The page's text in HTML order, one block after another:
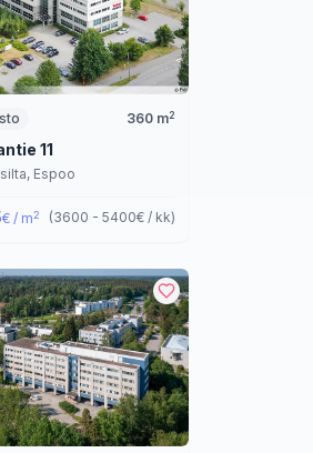
360 m2
11
Espoo
€ / m2 (3600 - 5400€ / kk)